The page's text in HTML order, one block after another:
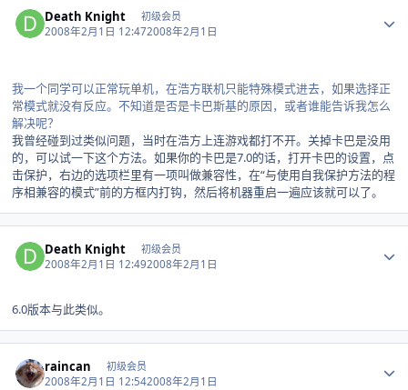
Death Knight 初级会员
2008年2月1日 12:472008年2月1日
我一个同学可以正常玩单机，在浩方联机只能特殊模式进去，如果选择正
常模式就没有反应。不知道是否是卡巴斯基的原因，或者谁能告诉我怎么
解决呢？
我曾经碰到过类似问题，当时在浩方上连游戏都打不开。关掉卡巴是没用
的，可以试一下这个方法。如果你的卡巴是7.0的话，打开卡巴的设置，点
击保护，右边的选项栏里有一项叫做兼容性，在“与使用自我保护方法的程
序相兼容的模式”前的方框内打钩，然后将机器重启一遍应该就可以了。
Death Knight 初级会员
2008年2月1日 12:492008年2月1日
6.0版本与此类似。
raincan 初级会员
2008年2月1日 12:542008年2月1日